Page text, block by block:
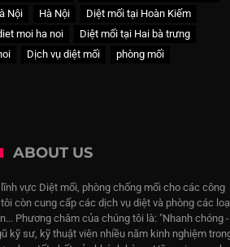
Nội
Hà Nội
Diệt mối tại Hoàn Kiếm
moi ha noi
Diệt mối tại Hai bà trưng
Dịch vụ diệt mối phòng mối
ABOUT US
vực Diệt mối, phòng chống mối cho các công
còn cung cấp các dịch vụ diệt và phòng các
Phương châm của chúng tôi là: "Nhanh chóng -
kỹ sư, kỹ thuật viên nhiều năm kinh nghiệm